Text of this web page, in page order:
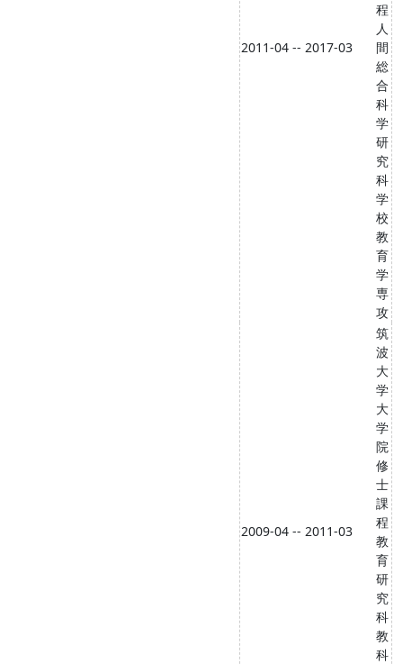
2011-04 -- 2017-03
程
人
間
総
合
科
学
研
究
科
学
校
教
育
学
専
攻
2009-04 -- 2011-03
筑
波
大
学
大
学
院
修
士
課
程
教
育
研
究
科
教
科